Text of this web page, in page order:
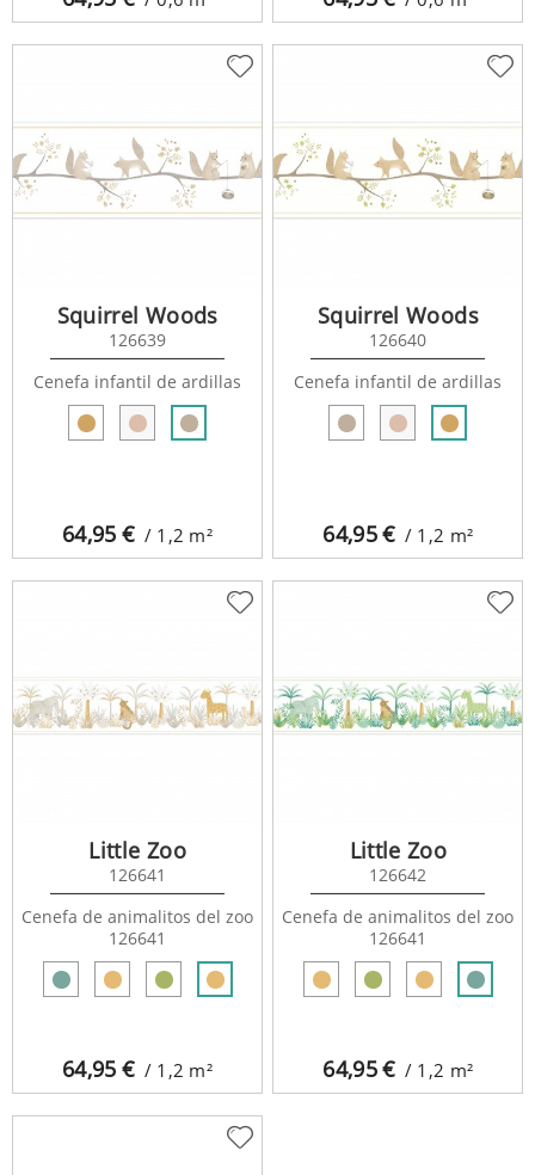
64,95 € / 1,2 m²
Squirrel Woods
126639
Cenefa infantil de ardillas
64,95€ / 1,2 m²
Squirrel Woods
126640
Cenefa infantil de ardillas
64,95 € / 1,2 m²
Little Zoo
126641
Cenefa de animalitos del zoo
126641
64,95€ / 1,2 m²
Little Zoo
126642
Cenefa de animalitos del zoo
126641